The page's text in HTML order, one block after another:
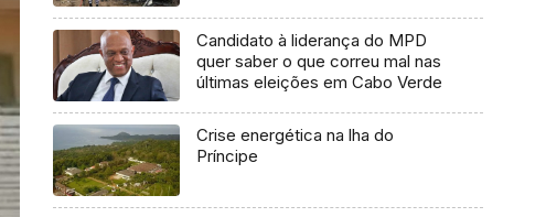
Candidato à liderança do MPD
quer saber o que correu mal nas
últimas eleições em Cabo Verde
Crise energética na lha do
Príncipe